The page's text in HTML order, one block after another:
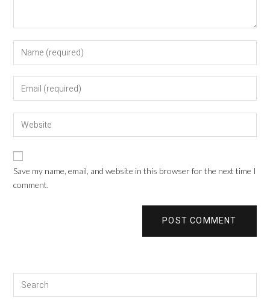
Save my name, email, and website in this browser for the next time I
comment.